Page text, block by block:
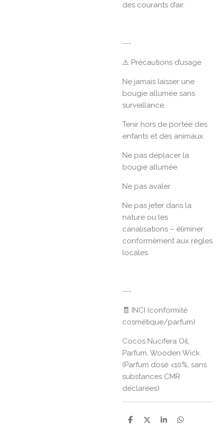
des courants d’air.
---
⚠️ Précautions d’usage
Ne jamais laisser une
bougie allumée sans
surveillance.
Tenir hors de portée des
enfants et des animaux.
Ne pas déplacer la
bougie allumée.
Ne pas avaler.
Ne pas jeter dans la
nature ou les
canalisations – éliminer
conformément aux règles
locales.
---
🧾 INCI (conformité
cosmétique/parfum)
Cocos Nucifera Oil,
Parfum, Wooden Wick.
(Parfum dosé <10%, sans
substances CMR
déclarées)
P
P
P
P